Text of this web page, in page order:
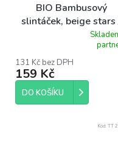
BIO Bambusový
slintáček, beige stars
béžové hvězdičky
produktu
je
5,0
5
131 Kč bez DPH
159 Kč
DO KOŠÍKU
Kód: TT